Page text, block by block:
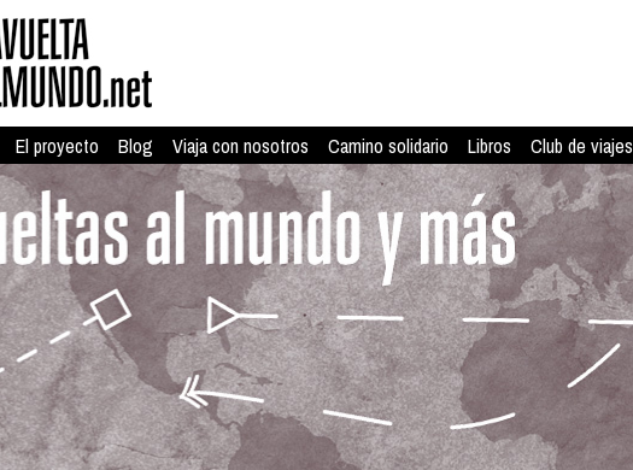
El proyecto Blog Viaja con nosotros Camino solidario Libros Club de viajes